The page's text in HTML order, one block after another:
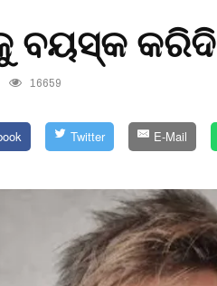
ବୟସ୍କ
16659
Twitter E-Mail